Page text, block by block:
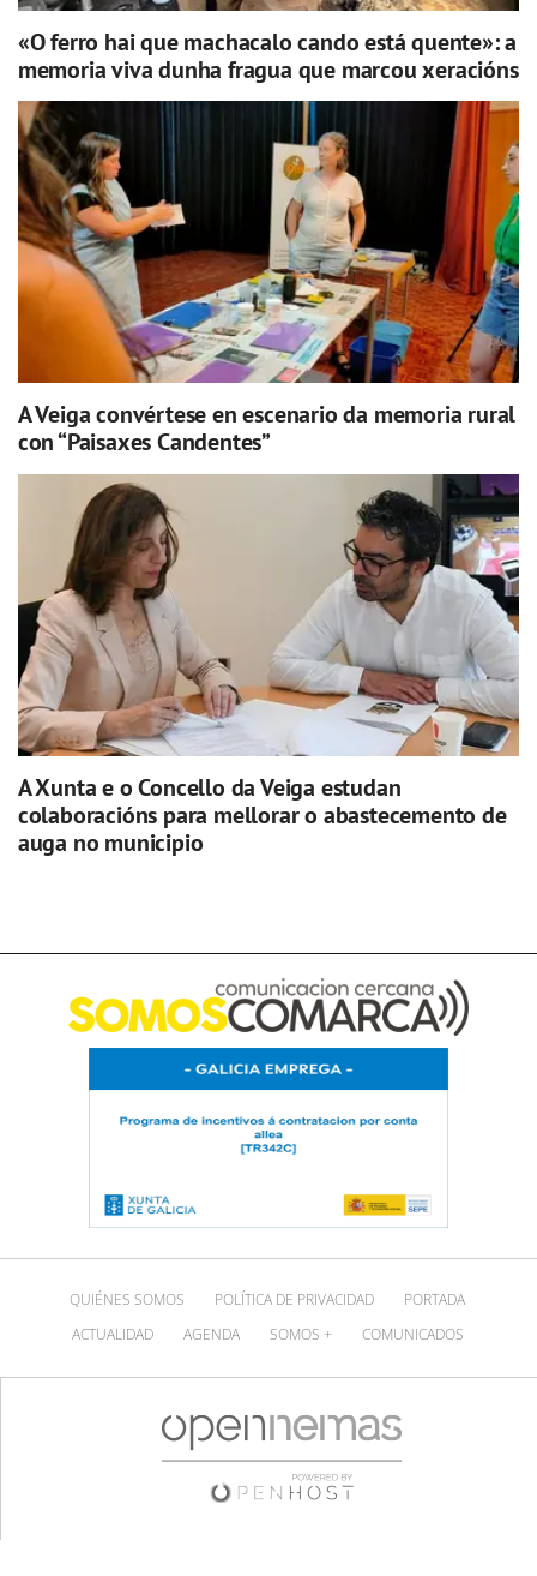
«O ferro hai que machacalo cando está quente»: a
memoria viva dunha fragua que marcou xeracións
A Veiga convértese en escenario da memoria rural
con “Paisaxes Candentes”
A Xunta e o Concello da Veiga estudan
colaboracións para mellorar o abastecemento de
auga no municipio
QUIÉNES SOMOS POLÍTICA DE PRIVACIDAD
PORTADA
ACTUALIDAD
AGENDA SOMOS + COMUNICADOS